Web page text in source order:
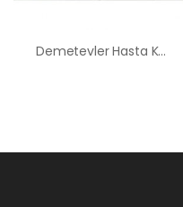
Demetevler Hasta Karyolası Kiralama Satış Fiyatları